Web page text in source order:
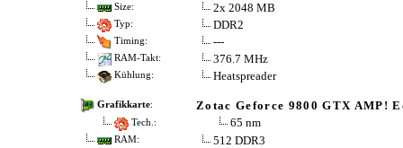
Size: 2x 2048 MB
Typ: DDR2
Timing: ---
RAM-Takt: 376.7 MHz
Kühlung: Heatspreader
Grafikkarte: Zotac Geforce 9800 GTX AMP!
Tech.: 65 nm
RAM: 512 DDR3